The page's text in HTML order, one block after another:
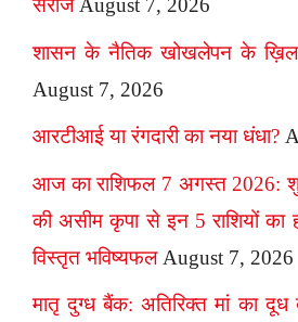
सरोज August 7, 2026
शासन के नैतिक खोखलेपन के
August 7, 2026
आरटीआई या रंगदारी का नया धंधा?
आज का राशिफल 7 अगस्त 2026:
की असीम कृपा से इन 5 राशियों का
विस्तृत भविष्यफल August 7, 2026
मातृ दुग्ध बैंक: अतिरिक्त मां का